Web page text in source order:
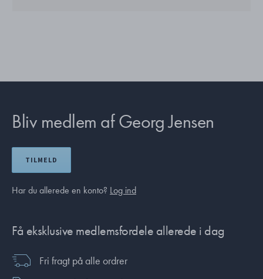
Bliv medlem af Georg Jensen
TILMELD
Har du allerede en konto? Log ind
Få eksklusive medlemsfordele allerede i dag
Fri fragt på alle ordrer